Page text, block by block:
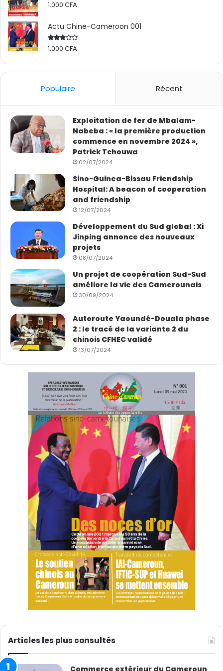
Alors oui, j’ai vu un Xinjiang ancien, vivant, multiculturel.
Et j’ai aussi vu un Xinjiang d’avenir, connecté, tourné vers
le monde. Ce n’était pas seulement un voyage. C’était
une rencontre avec la mémoire vivante de l’Asie.
Cet article est rédigé parZhang Shanhui,
présentatrice et chroniqueuse
(Photo : Zhang Shanui)
1.000 CFA
Actu Chine-Cameroon 001
Rated
1.000 CFA
Populaire Récent
Exploitation de fer de Mbalam-
Nabeba : « la première production
commence en novembre 2024 »,
Patrick Tchouwa
02/07/2024
Sino-Guinea-Bissau Friendship
Hospital: A beacon of cooperation
and friendship
12/07/2024
Développement du Sud global : Xi
Jinping annonce des nouveaux
projets
08/07/2024
Un projet de coopération Sud-Sud
améliore la vie des Camerounais
30/09/2024
Autoroute Yaoundé-Douala phase
2 : le tracé de la variante 2 du
chinois CFHEC validé
13/07/2024
Articles les plus consultés
Commerce extérieur du Cameroun